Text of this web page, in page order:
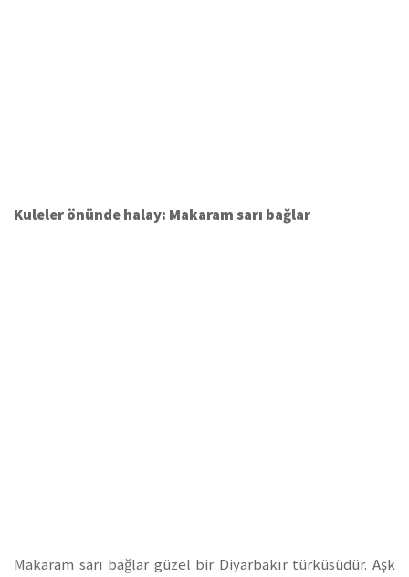
Kuleler önünde halay: Makaram sarı bağlar
Makaram sarı bağlar güzel bir Diyarbakır türküsüdür. Aşk